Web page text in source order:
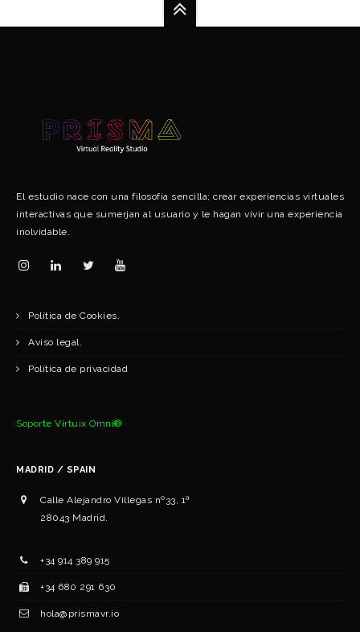
El estudio nace con una filosofía sencilla; crear experiencias virtuales
interactivas que sumerjan al usuario y le hagan vivir una experiencia
inolvidable.
Política de Cookies.
Aviso legal.
Política de privacidad
Soporte Virtuix Omni®
MADRID / SPAIN
Calle Alejandro Villegas nº33, 1ª
28043 Madrid.
+34 ‭914 389 915‬
+34 ‭‭680 291 630‬‬
hola@prismavr.io